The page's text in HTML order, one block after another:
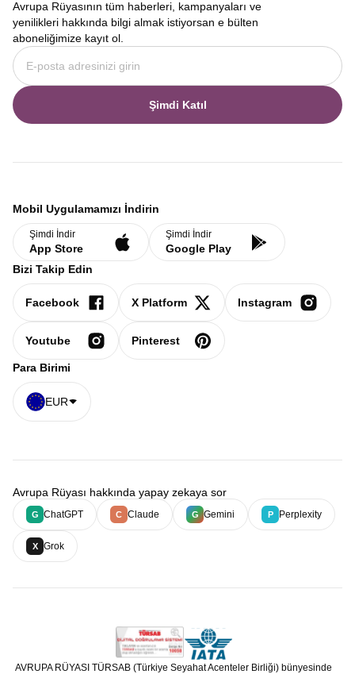
Avrupa Rüyasının tüm haberleri, kampanyaları ve
yenilikleri hakkında bilgi almak istiyorsan e bülten
aboneliğimize kayıt ol.
Şimdi Katıl
Mobil Uygulamamızı İndirin
Şimdi İndir
App Store
Şimdi İndir
Google Play
Bizi Takip Edin
Facebook X Platform Instagram
Youtube Pinterest
Para Birimi
EUR
Avrupa Rüyası hakkında yapay zekaya sor
G ChatGPT C Claude G Gemini P Perplexity
X Grok
AVRUPA RÜYASI TÜRSAB (Türkiye Seyahat Acenteler Birliği) bünyesinde